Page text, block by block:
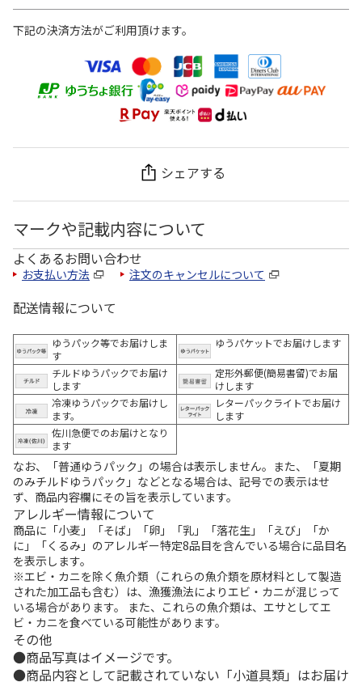
下記の決済方法がご利用頂けます。
シェアする
マークや記載内容について
よくあるお問い合わせ
お支払い方法 注文のキャンセルについて
配送情報について
ゆうパック等でお届けしま
す
ゆうパケットでお届けします
チルドゆうパックでお届け
します
定形外郵便(簡易書留)でお届
けします
冷凍ゆうパックでお届けし
ます。
レターパックライトでお届け
します
佐川急便でのお届けとなり
ます
なお、「普通ゆうパック」の場合は表示しません。また、「夏期
のみチルドゆうパック」などとなる場合は、記号での表示はせ
ず、商品内容欄にその旨を表示しています。
アレルギー情報について
商品に「小麦」「そば」「卵」「乳」「落花生」「えび」「か
に」「くるみ」のアレルギー特定8品目を含んでいる場合に品目名
を表示します。
※エビ・カニを除く魚介類（これらの魚介類を原材料として製造
された加工品も含む）は、漁獲漁法によりエビ・カニが混じって
いる場合があります。 また、これらの魚介類は、エサとしてエ
ビ・カニを食べている可能性があります。
その他
商品写真はイメージです。
商品内容として記載されていない「小道具類」はお届け